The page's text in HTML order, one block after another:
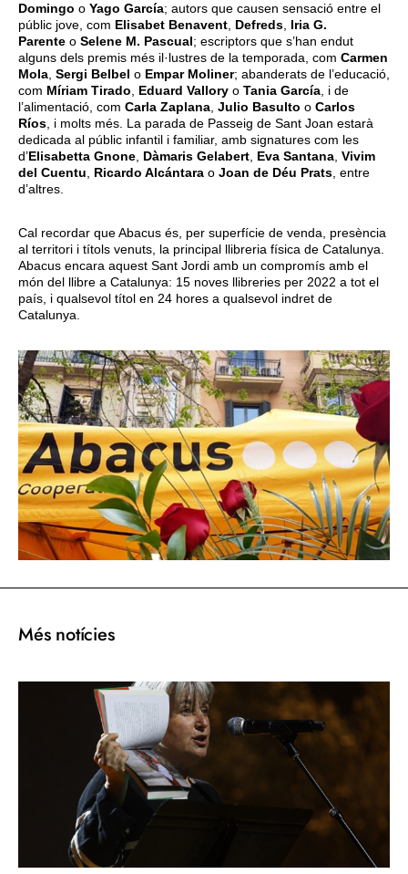
Domingo o Yago García; autors que causen sensació entre el
públic jove, com Elisabet Benavent Defreds Iria G.
Parente o Selene M. Pascual; escriptors que s’han endut
alguns dels premis més il·lustres de la temporada, com Carmen
Mola Sergi Belbel o Empar Moliner; abanderats de l’educació,
com Míriam Tirado Eduard Vallory o Tania García , i de
l’alimentació, com Carla Zaplana Julio Basulto o Carlos
Ríos , i molts més. La parada de Passeig de Sant Joan estarà
dedicada al públic infantil i familiar, amb signatures com les
d’Elisabetta Gnone Dàmaris Gelabert Eva Santana Vivim
del Cuentu
Ricardo Alcántara o Joan de Déu Prats , entre
d’altres.
Cal recordar que Abacus és, per superfície de venda, presència
al territori i títols venuts, la principal llibreria física de Catalunya.
Abacus encara aquest Sant Jordi amb un compromís amb el
món del llibre a Catalunya: 15 noves llibreries per 2022 a tot el
país, i qualsevol títol en 24 hores a qualsevol indret de
Catalunya.
Més notícies